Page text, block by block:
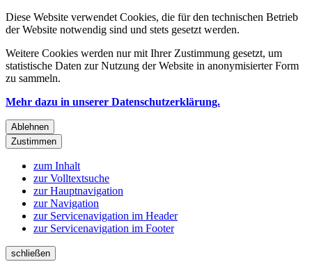
Diese Website verwendet Cookies, die für den technischen Betrieb
der Website notwendig sind und stets gesetzt werden.
Weitere Cookies werden nur mit Ihrer Zustimmung gesetzt, um
statistische Daten zur Nutzung der Website in anonymisierter Form
zu sammeln.
Mehr dazu in unserer Datenschutzerklärung.
Ablehnen
Zustimmen
zum Inhalt
zur Volltextsuche
zur Hauptnavigation
zur Navigation
zur Servicenavigation im Header
zur Servicenavigation im Footer
schließen